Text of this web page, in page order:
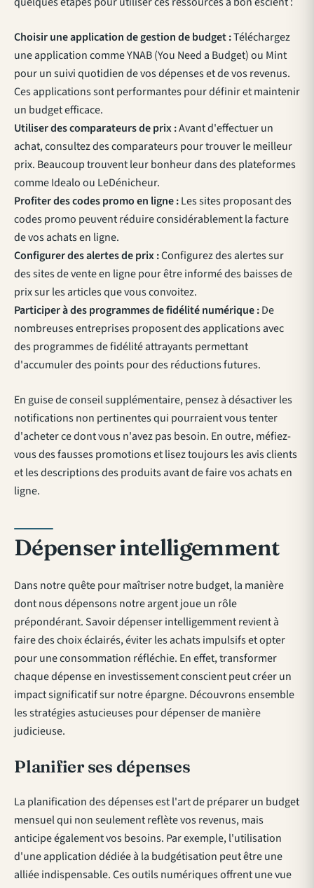
Choisir une application de gestion de budget :Téléchargez
une application comme YNAB (You Need a Budget) ou Mint
pour un suivi quotidien de vos dépenses et de vos revenus.
Ces applications sont performantes pour définir et maintenir
un budget efficace.
Utiliser des comparateurs de prix :Avant d'effectuer un
achat, consultez des comparateurs pour trouver le meilleur
prix. Beaucoup trouvent leur bonheur dans des plateformes
comme Idealo ou LeDénicheur.
Profiter des codes promo en ligne :Les sites proposant des
codes promo peuvent réduire considérablement la facture
de vos achats en ligne.
Configurer des alertes de prix :Configurez des alertes sur
des sites de vente en ligne pour être informé des baisses de
prix sur les articles que vous convoitez.
Participer à des programmes de fidélité numérique :De
nombreuses entreprises proposent des applications avec
des programmes de fidélité attrayants permettant
d'accumuler des points pour des réductions futures.
En guise de conseil supplémentaire, pensez à désactiver les
notifications non pertinentes qui pourraient vous tenter
d'acheter ce dont vous n'avez pas besoin. En outre, méfiez-
vous des fausses promotions et lisez toujours les avis clients
et les descriptions des produits avant de faire vos achats en
ligne.
Dépenser intelligemment
Dans notre quête pour maîtriser notre budget, la manière
dont nous dépensons notre argent joue un rôle
prépondérant. Savoir dépenser intelligemment revient à
faire des choix éclairés, éviter les achats impulsifs et opter
pour une consommation réfléchie. En effet, transformer
chaque dépense en investissement conscient peut créer un
impact significatif sur notre épargne. Découvrons ensemble
les stratégies astucieuses pour dépenser de manière
judicieuse.
Planifier ses dépenses
La planification des dépenses est l'art de préparer un budget
mensuel qui non seulement reflète vos revenus, mais
anticipe également vos besoins. Par exemple, l'utilisation
d'une application dédiée à la budgétisation peut être une
alliée indispensable. Ces outils numériques offrent une vue